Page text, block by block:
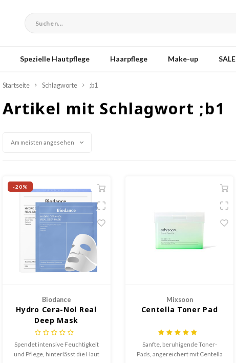
Spezielle Hautpflege Haarpflege Make-up SALE
Startseite Schlagworte ;b1
Artikel mit Schlagwort ;b1
Am meisten angesehen
-20%
Biodance
Hydro Cera-Nol Real
Deep Mask
Spendet intensive Feuchtigkeit
und Pflege, hinterlässt die Haut
Mixsoon
Centella Toner Pad
Sanfte, beruhigende Toner-
Pads, angereichert mit Centella